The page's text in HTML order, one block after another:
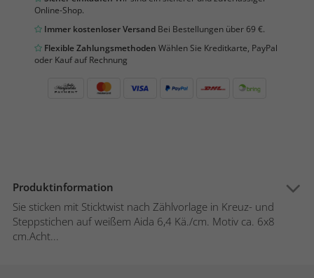
Online-Shop.
Immer kostenloser Versand Bei Bestellungen über 69 €.
Flexible Zahlungsmethoden Wählen Sie Kreditkarte, PayPal
oder Kauf auf Rechnung
Produktinformation
Sie sticken mit Sticktwist nach Zählvorlage in Kreuz- und
Steppstichen auf weißem Aida 6,4 Kä./cm. Motiv ca. 6x8
cm.Acht...